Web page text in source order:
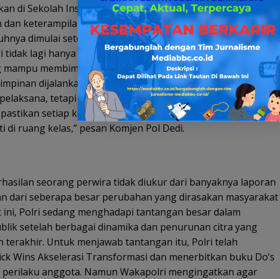
di Sekolah Inspektur Polisi, para peserta dibekali
keterampilan teknis kepolisian. Namun Wakapolri
dimulai setelah mereka kembali ke satuan tugas
lagi hanya sebagai pelaksana perintah, tetapi menjadi
membimbing anggota, menjaga standar pelayanan,
dijalankan dengan baik di tingkat operasional.
tetapi pengendali di lapangan. Bimbing anggota,
setiap kebijakan diterjemahkan menjadi tindakan.
ruang kelas,” pesan Komjen Pol Dedi.
seorang perwira tidak diukur dari banyaknya laporan
dari seberapa besar perubahan yang dirasakan masyarakat
Polri sedang menghadapi tantangan besar dalam
setelah berbagai dinamika dan penurunan citra yang
terakhir. Untuk menjawab tantangan itu, Polri telah
Wins Akselerasi Transformasi dan menerbitkan buku Do’s
perilaku anggota. Namun Wakapolri mengingatkan agar